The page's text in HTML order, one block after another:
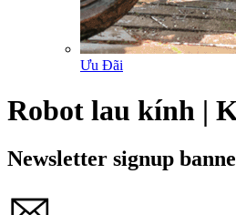
Ưu Đãi
Robot lau kính |
Newsletter signup